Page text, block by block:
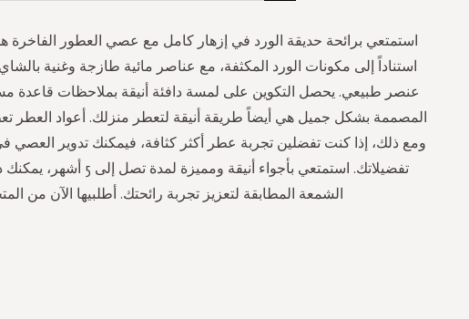
استمتعي برائحة حديقة الورد في إزهار كامل مع عصي العطور الفاخرة
استناداً إلى مكونات الورد المكثفة، مع عناصر مائية طازجة وغنية
عنصر طبيعي. يحصل التكوين على لمسة دافئة أنيقة بملاحظات قاعدة
المصممة بشكل جميل هي أيضاً طريقة أنيقة لتعطر منزلك. أعواد العطر
ومع ذلك، إذا كنت تفضلين تجربة عطر أكثر كثافة، فيمكنك تدوير العصي
تفضيلاتك. استمتعي بأجواء
الشمعة المطابقة لتعزيز تجربة رائحتك. أطلبيها الآن من